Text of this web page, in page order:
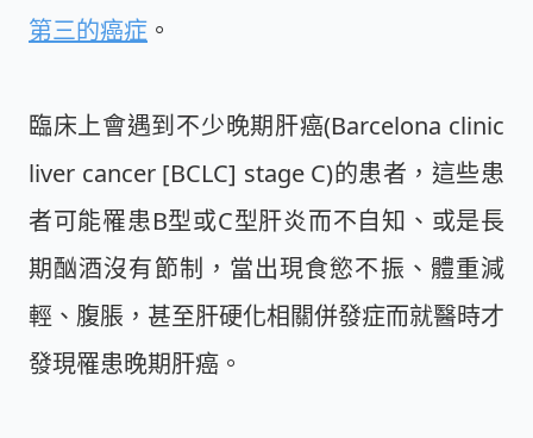
第三的癌症 。
臨床上會遇到不少晚期肝癌(Barcelona clinic
liver cancer [BCLC] stage C)的患者，這些患
者可能罹患B型或C型肝炎而不自知、或是長
期酗酒沒有節制，當出現食慾不振、體重減
輕、腹脹，甚至肝硬化相關併發症而就醫時才
發現罹患晚期肝癌。